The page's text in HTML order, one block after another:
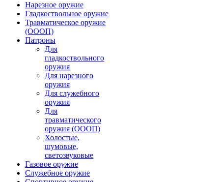
Нарезное оружие
Гладкоствольное оружие
Травматическое оружие
(ОООП)
Патроны
Для
гладкоствольного
оружия
Для нарезного
оружия
Для служебного
оружия
Для
травматического
оружия (ОООП)
Холостые,
шумовые,
светозвуковые
Газовое оружие
Служебное оружие